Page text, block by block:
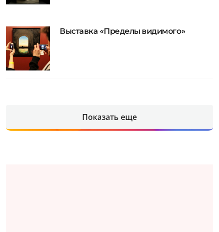
Выставка «Пределы видимого»
Показать еще